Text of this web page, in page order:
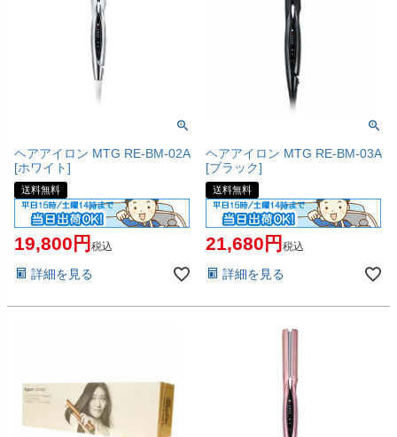
ヘアアイロン MTG RE-BM-02A
[ホワイト]
送料無料
19,800 税込
詳細を見る
ヘアアイロン MTG RE-BM-03A
[ブラック]
送料無料
21,680 税込
詳細を見る